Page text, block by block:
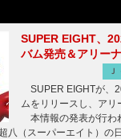
SUPER EIGHT、
バム発売＆アリー
SUPER EIGHTが、
ムをリリースし、アリ
本情報の発表が行わ
八（スーパーエイト）の